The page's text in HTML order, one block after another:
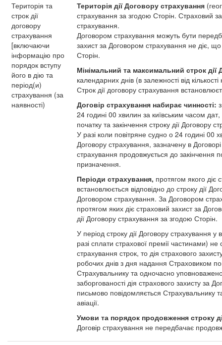
Територія та
строк дії
договору
страхування
[включаючи
інформацію про
порядок вступу
його в дію та
період(и)
страхування (за
наявності)
Територія дії Договору страхування
страхування за згодою Сторін. Страховий
страхування.
Договором страхування можуть бути
захист за Договором страхування не діє,
Сторін.
Мінімальний та максимальний строк
календарних днів (в залежності від
Строк дії договору страхування
Договір страхування набирає чинності:
24 годині 00 хвилин за київським часом
початку та закінчення строку дії Договору
У разі коли повітряне судно о 24 годині 00
Договору страхування, зазначену в
страхування продовжується до закінчення
призначення.
Періоди страхування, протягом якого діє
встановлюється відповідно до строку дії
Договором страхування. За Договором
протягом яких діє страховий захист за
дії Договору страхування за згодою Сторін.
У період строку дії Договору страхування
разі сплати страхової премії частинами)
страхування строк, то дія страхового
робочих днів з дня надання Страховиком
Страхувальнику та одночасно
заборгованості дія страхового захисту
письмово повідомляється Страхувальнику
авіації.
Умови та порядок продовження строку
Договір страхування не передбачає